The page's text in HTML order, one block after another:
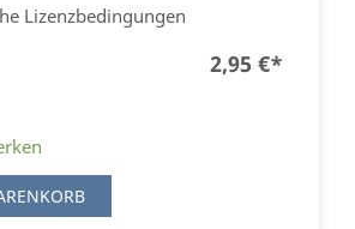
Lizenzbedingungen
2,95 €*